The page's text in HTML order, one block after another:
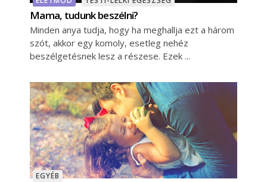
Mama, tudunk beszélni?
Minden anya tudja, hogy ha meghallja ezt a három
szót, akkor egy komoly, esetleg nehéz
beszélgetésnek lesz a részese. Ezek
EGYÉB